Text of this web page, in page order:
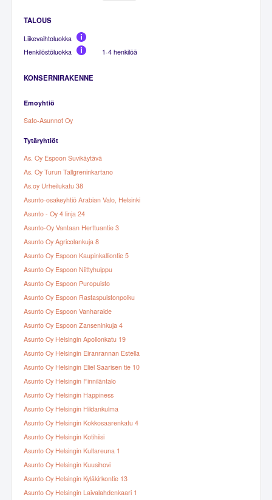
TALOUS
Liikevaihtoluokka
Henkilöstöluokka
1-4 henkilöä
KONSERNIRAKENNE
Emoyhtiö
Sato-Asunnot Oy
Tytäryhtiöt
As. Oy Espoon Suvikäytävä
As. Oy Turun Tallgreninkartano
As.oy Urheilukatu 38
Asunto-osakeyhtiö Arabian Valo, Helsinki
Asunto - Oy 4 linja 24
Asunto-Oy Vantaan Herttuantie 3
Asunto Oy Agricolankuja 8
Asunto Oy Espoon Kaupinkalliontie 5
Asunto Oy Espoon Niittyhuippu
Asunto Oy Espoon Puropuisto
Asunto Oy Espoon Rastaspuistonpolku
Asunto Oy Espoon Vanharaide
Asunto Oy Espoon Zanseninkuja 4
Asunto Oy Helsingin Apollonkatu 19
Asunto Oy Helsingin Eiranrannan Estella
Asunto Oy Helsingin Eliel Saarisen tie 10
Asunto Oy Helsingin Finniläntalo
Asunto Oy Helsingin Happiness
Asunto Oy Helsingin Hildankulma
Asunto Oy Helsingin Kokkosaarenkatu 4
Asunto Oy Helsingin Kotihiisi
Asunto Oy Helsingin Kultareuna 1
Asunto Oy Helsingin Kuusihovi
Asunto Oy Helsingin Kyläkirkontie 13
Asunto Oy Helsingin Laivalahdenkaari 1